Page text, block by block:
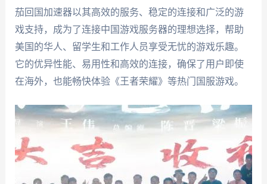
茄回国加速器以其高效的服务、稳定的连接和广泛的游
戏支持，成为了连接中国游戏服务器的理想选择，帮助
美国的华人、留学生和工作人员享受无忧的游戏乐趣。
它的优异性能、易用性和高效的连接，确保了用户即使
在海外，也能畅快体验《王者荣耀》等热门国服游戏。